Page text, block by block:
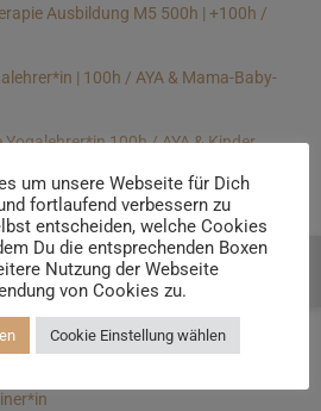
Ausbildung M5 500h | +100h /
| 100h / AYA & Mama-Baby-
100h / AYA & Kinder
& Faszientrainer*in
Yogatherapeut*in &
| 70h
um unsere Webseite für Dich
fortlaufend verbessern zu
entscheiden, welche Cookies
Du die entsprechenden Boxen
Nutzung der Webseite
von Cookies zu.
Cookie Einstellung wählen
Beratung buchen